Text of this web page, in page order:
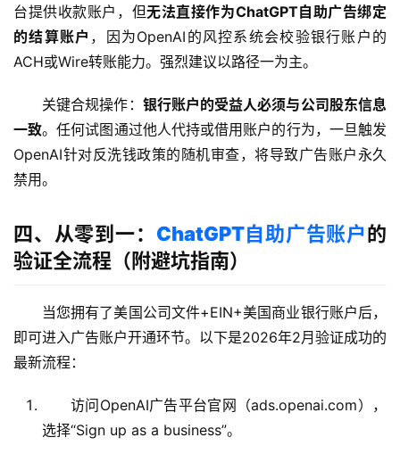
台提供收款账户，但无法直接作为ChatGPT自助广告绑定
的结算账户 ，因为OpenAI的风控系统会校验银行账户的
ACH或Wire转账能力。强烈建议以路径一为主。
关键合规操作： 银行账户的受益人必须与公司股东信息
一致。任何试图通过他人代持或借用账户的行为，一旦触发
OpenAI针对反洗钱政策的随机审查，将导致广告账户永久
禁用。
四、从零到一： ChatGPT自助广告账户的
验证全流程（附避坑指南）
当您拥有了美国公司文件+EIN+美国商业银行账户后，
即可进入广告账户开通环节。以下是2026年2月验证成功的
最新流程：
访问OpenAI广告平台官网（ads.openai.com），
选择“Sign up as a business”。